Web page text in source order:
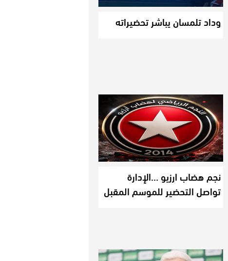
وداد تلمسان يباشر تحضيراته
نجم هضاب ارزيو …الإدارة
تواصل التحضير للموسم المقبل